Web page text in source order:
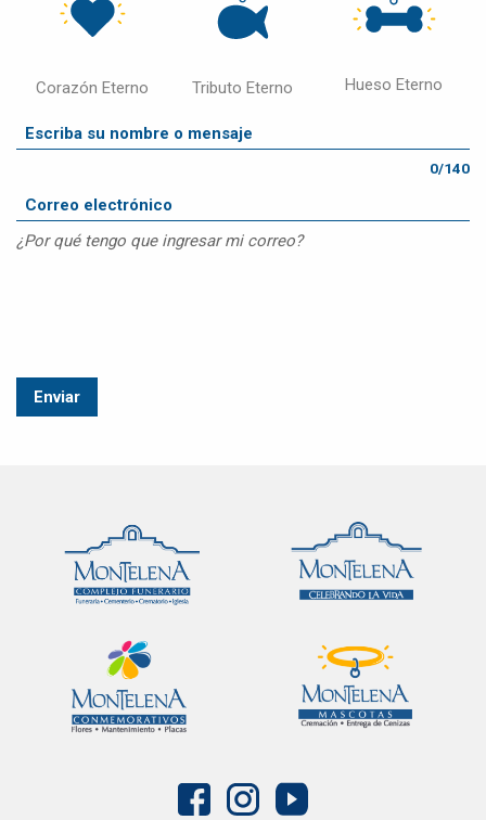
Corazón Eterno Tributo Eterno Hueso Eterno
0/140
¿Por qué tengo que ingresar mi correo?